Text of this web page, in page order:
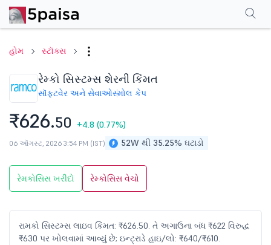
હોમ સ્ટૉક્સ
રેમ્કો સિસ્ટમ્સ શેરની કિંમત
સૉફ્ટવેર અને સેવાઓસ્મોલ કેપ
₹626.50 +4.8 (0.77%)
52W થી 35.25% ઘટાડો
06 ઑગસ્ટ, 2026 3:54 PM (IST)
રેમકોસિસ ખરીદો રેમ્કોસિસ વેચો
રામકો સિસ્ટમ્સ લાઇવ કિંમત: ₹626.50. તે અગાઉના બંધ ₹622 વિરુદ્ધ
₹630 પર ખોલવામાં આવ્યું છે; ઇન્ટ્રાડે હાઇ/લો: ₹640/₹610.
પરફોર્મન્સફાઇનાન્શિયલ્સ વધુ